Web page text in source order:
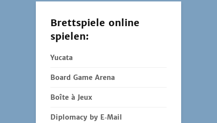
Brettspiele online
spielen:
Yucata
Board Game Arena
Boîte à Jeux
Diplomacy by E‑Mail